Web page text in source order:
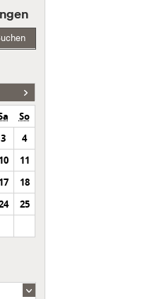
So
3
4
10
11
17
18
25